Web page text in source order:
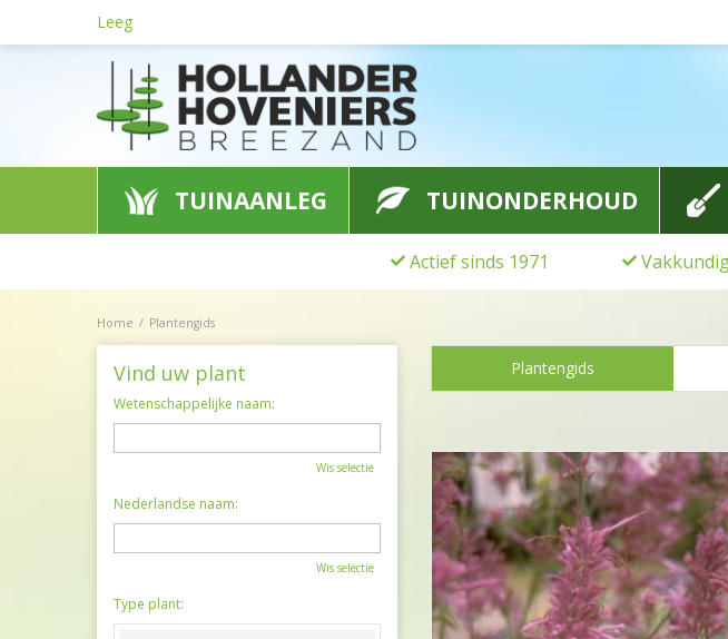
Home Plantengids
Leeg
TUINAANLEG TUINONDERHOUD
Actief sinds 1971
Plantengids
Vind uw plant
Wetenschappelijke naam:
Wis selectie
Nederlandse naam:
Wis selectie
Type plant: